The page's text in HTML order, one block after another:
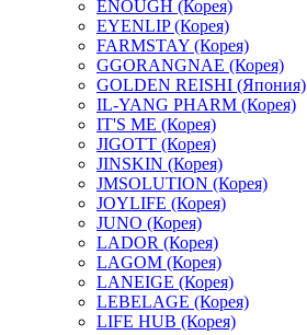
ENOUGH (Корея)
EYENLIP (Корея)
FARMSTAY (Корея)
GGORANGNAE (Корея)
GOLDEN REISHI (Япония)
IL-YANG PHARM (Корея)
IT'S ME (Корея)
JIGOTT (Корея)
JINSKIN (Корея)
JMSOLUTION (Корея)
JOYLIFE (Корея)
JUNO (Корея)
LADOR (Корея)
LAGOM (Корея)
LANEIGE (Корея)
LEBELAGE (Корея)
LIFE HUB (Корея)